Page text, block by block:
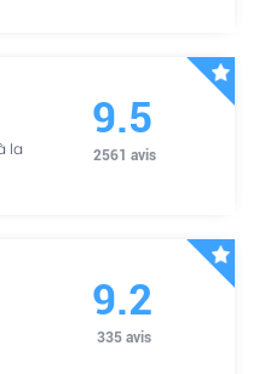
la
9.5
2561 avis
9.2
335 avis